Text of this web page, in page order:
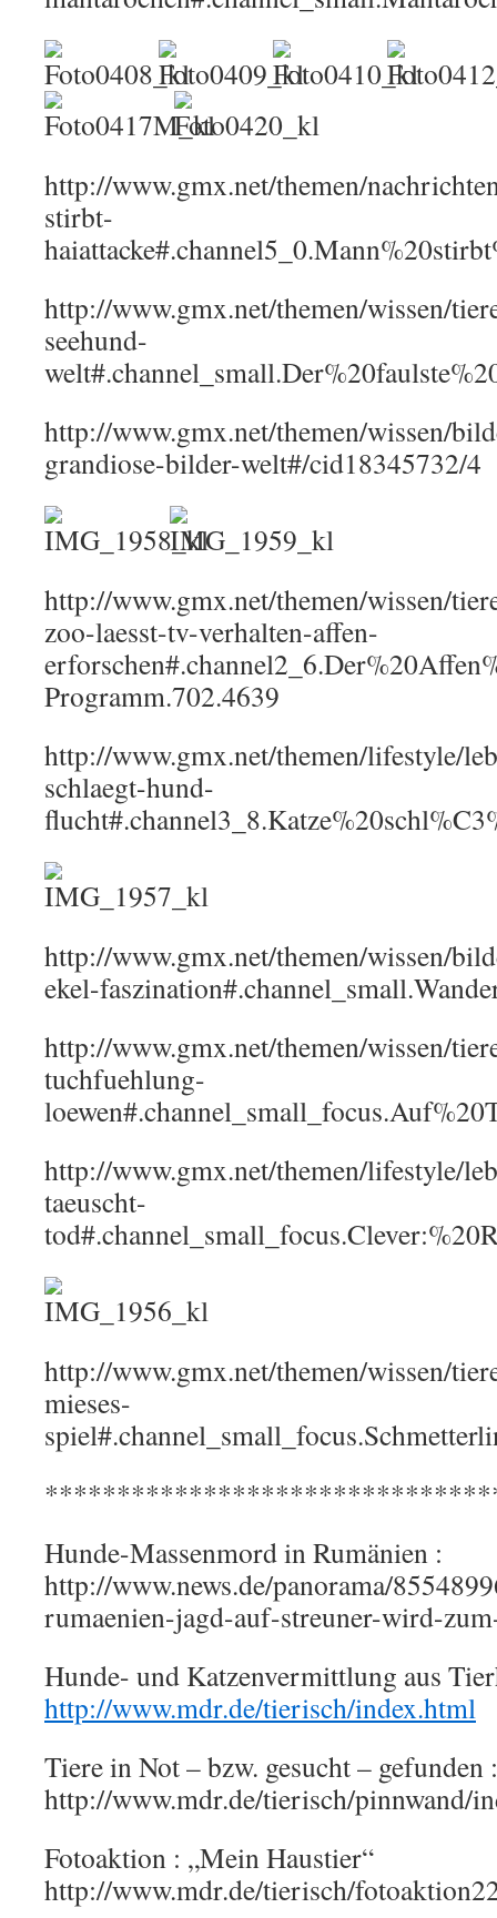
http://www.gmx.net/themen/
stirbt-
http://www.gmx.net/themen/wissen/
seehund-
http://www.gmx.net/themen/wissen/
grandiose-bilder-welt#/cid18345732/4
http://www.gmx.net/themen/wissen/
zoo-laesst-tv-verhalten-affen-
Programm.702.4639
http://www.gmx.net/themen/lifestyle/
schlaegt-hund-
http://www.gmx.net/themen/wissen/
ekel-
http://www.gmx.net/themen/wissen/
tuchfuehlung-
http://www.gmx.net/themen/lifestyle/
taeuscht-
http://www.gmx.net/themen/wissen/
mieses-
Hunde-Massenmord in Rumänien :
http://www.news.de/panorama/
rumaenien-jagd-auf-streuner-wird-
Hunde- und Katzenvermittlung aus
http://www.mdr.de/tierisch/index.html
Tiere in Not – bzw. gesucht – gefunden :
http://www.mdr.de/tierisch/pinnwand/
Fotoaktion : „Mein Haustier“
http://www.mdr.de/tierisch/